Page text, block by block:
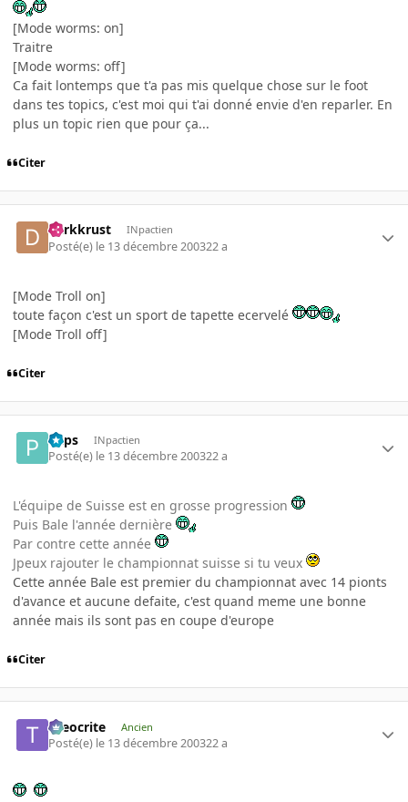
[Mode worms: on]
Traitre
[Mode worms: off]
Ca fait lontemps que t'a pas mis quelque chose sur le foot
dans tes topics, c'est moi qui t'ai donné envie d'en reparler. En
plus un topic rien que pour ça...
Citer
darkkrust INpactien
Posté(e) le 13 décembre 200322 a
[Mode Troll on]
toute façon c'est un sport de tapette ecervelé
[Mode Troll off]
Citer
Paps INpactien
Posté(e) le 13 décembre 200322 a
L'équipe de Suisse est en grosse progression
Puis Bale l'année dernière
Par contre cette année
Jpeux rajouter le championnat suisse si tu veux
Cette année Bale est premier du championnat avec 14 pionts
d'avance et aucune defaite, c'est quand meme une bonne
année mais ils sont pas en coupe d'europe
Citer
theocrite Ancien
Posté(e) le 13 décembre 200322 a